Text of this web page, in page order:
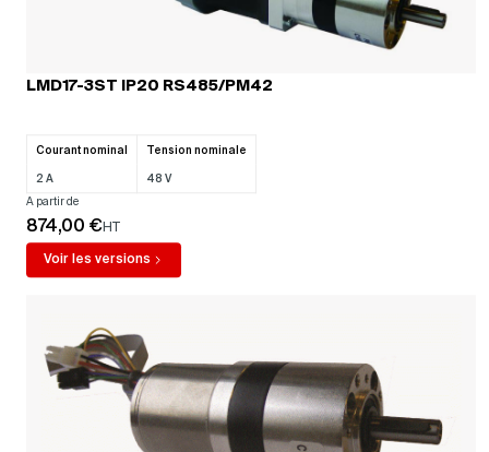
LMD17-3ST IP20 RS485/PM42
Courant nominal Tension nominale
2 A 48 V
A partir de
874,00 €HT
Voir les versions